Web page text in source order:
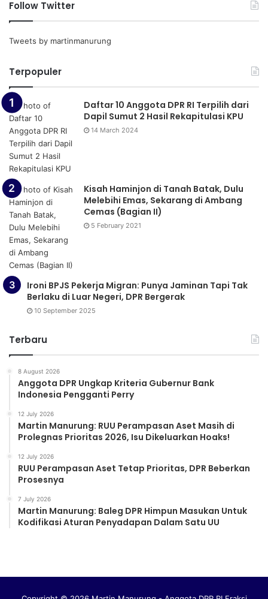
Follow Twitter
Tweets by martinmanurung
Terpopuler
Daftar 10 Anggota DPR RI Terpilih dari
Dapil Sumut 2 Hasil Rekapitulasi KPU
14 March 2024
Kisah Haminjon di Tanah Batak, Dulu
Melebihi Emas, Sekarang di Ambang
Cemas (Bagian II)
5 February 2021
Ironi BPJS Pekerja Migran: Punya Jaminan Tapi Tak
Berlaku di Luar Negeri, DPR Bergerak
10 September 2025
Terbaru
8 August 2026
Anggota DPR Ungkap Kriteria Gubernur Bank
Indonesia Pengganti Perry
12 July 2026
Martin Manurung: RUU Perampasan Aset Masih di
Prolegnas Prioritas 2026, Isu Dikeluarkan Hoaks!
12 July 2026
RUU Perampasan Aset Tetap Prioritas, DPR Beberkan
Prosesnya
7 July 2026
Martin Manurung: Baleg DPR Himpun Masukan Untuk
Kodifikasi Aturan Penyadapan Dalam Satu UU